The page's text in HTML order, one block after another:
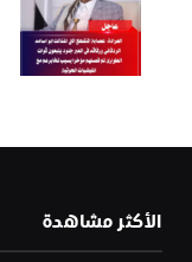
الأكثر مشاهدة